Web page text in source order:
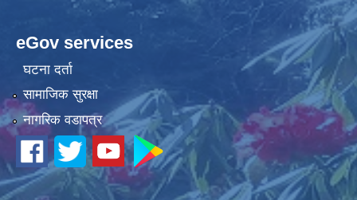
eGov services
घटना दर्ता
सामाजिक सुरक्षा
नागरिक वडापत्र